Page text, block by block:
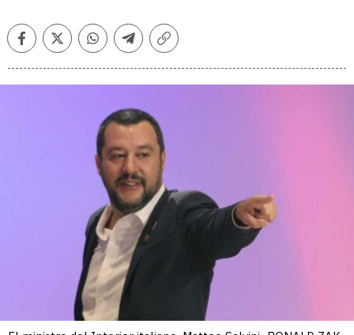
FacebookTwitterWhatsappTelegramCopiar